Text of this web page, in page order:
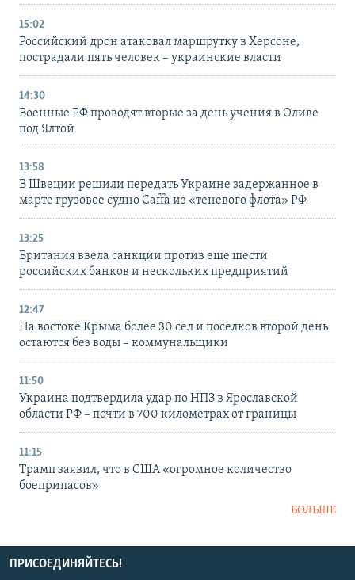
15:02
Российский дрон атаковал маршрутку в Херсоне,
пострадали пять человек – украинские власти
14:30
Военные РФ проводят вторые за день учения в Оливе
под Ялтой
13:58
В Швеции решили передать Украине задержанное в
марте грузовое судно Caffa из «теневого флота» РФ
13:25
Британия ввела санкции против еще шести
российских банков и нескольких предприятий
12:47
На востоке Крыма более 30 сел и поселков второй день
остаются без воды – коммунальщики
11:50
Украина подтвердила удар по НПЗ в Ярославской
области РФ – почти в 700 километрах от границы
11:15
Трамп заявил, что в США «огромное количество
боеприпасов»
БОЛЬШЕ
ПРИСОЕДИНЯЙТЕСЬ!